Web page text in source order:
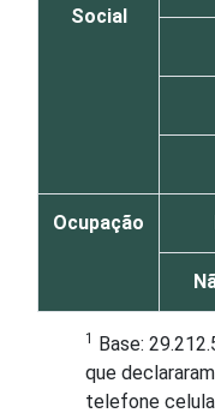
Social
Ocupação
1 Base:
que
telefone